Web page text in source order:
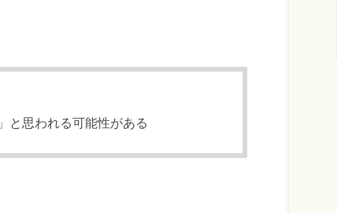
と思われる可能性がある